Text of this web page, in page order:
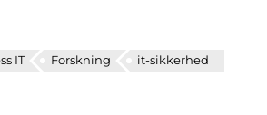
IT Forskning
it-sikkerhed